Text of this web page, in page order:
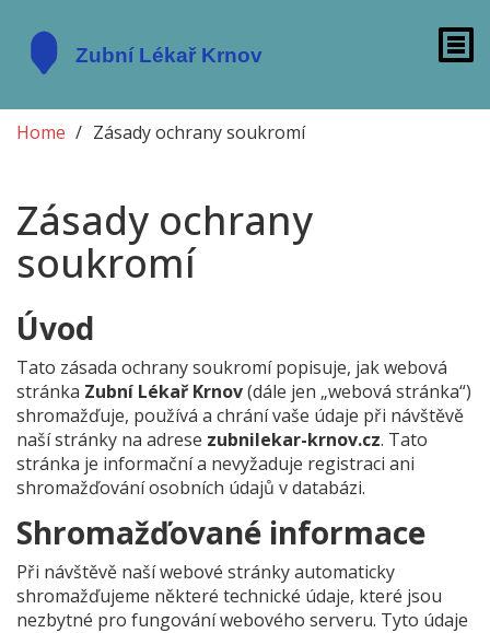
Home Zásady ochrany soukromí
Zásady ochrany
soukromí
Úvod
Tato zásada ochrany soukromí popisuje, jak webová
stránka Zubní Lékař Krnov(dále jen „webová stránka“)
shromažďuje, používá a chrání vaše údaje při návštěvě
naší stránky na adrese zubnilekar-krnov.cz. Tato
stránka je informační a nevyžaduje registraci ani
shromažďování osobních údajů v databázi.
Shromažďované informace
Při návštěvě naší webové stránky automaticky
shromažďujeme některé technické údaje, které jsou
nezbytné pro fungování webového serveru. Tyto údaje